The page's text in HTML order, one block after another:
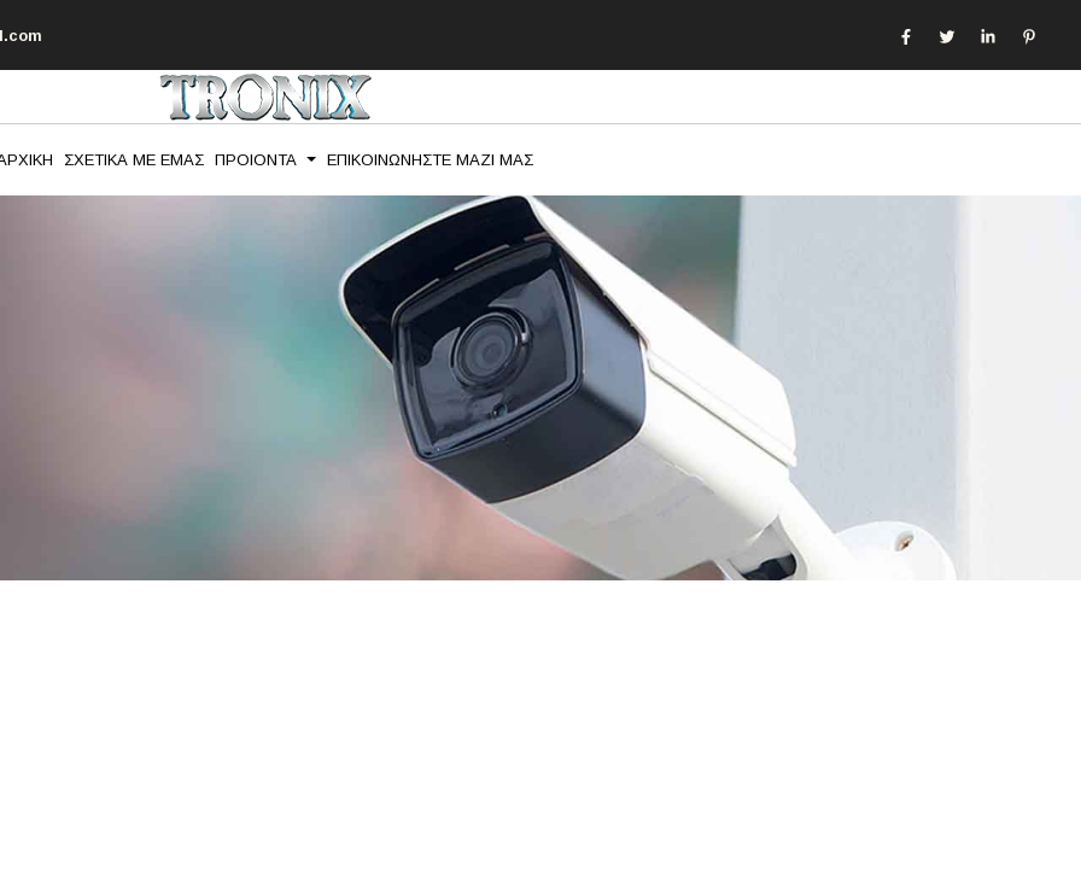
ΣΧΕΤΙΚΑ ΜΕ ΕΜΑΣ ΠΡΟΙΟΝΤΑ ΕΠΙΚΟΙΝΩΝΗΣΤΕ ΜΑΖΙ ΜΑΣ